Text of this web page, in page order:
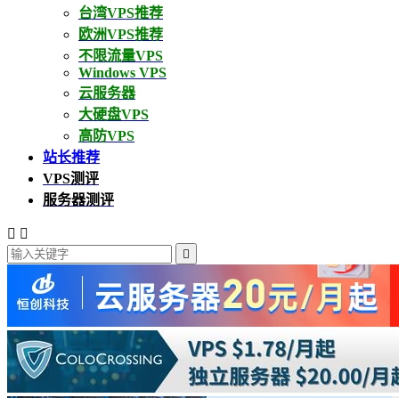
台湾VPS推荐
欧洲VPS推荐
不限流量VPS
Windows VPS
云服务器
大硬盘VPS
高防VPS
站长推荐
VPS测评
服务器测评
 
